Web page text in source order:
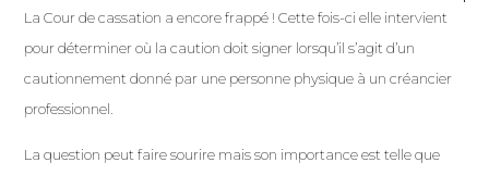
La Cour de cassation a encore frappé ! Cette fois-ci elle intervient
pour déterminer où la caution doit signer lorsqu’il s’agit d’un
cautionnement donné par une personne physique à un créancier
professionnel.
La question peut faire sourire mais son importance est telle que